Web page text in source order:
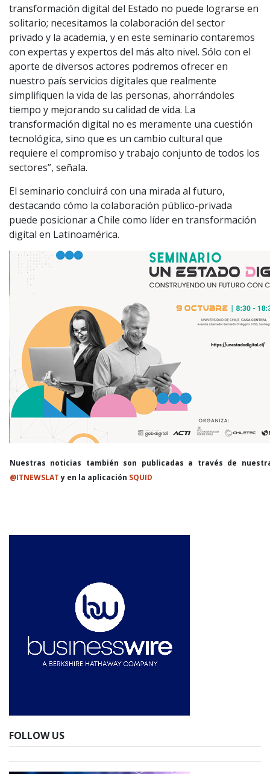
transformación digital del Estado no puede lograrse en
solitario; necesitamos la colaboración del sector
privado y la academia, y en este seminario contaremos
con expertas y expertos del más alto nivel. Sólo con el
aporte de diversos actores podremos ofrecer en
nuestro país servicios digitales que realmente
simplifiquen la vida de las personas, ahorrándoles
tiempo y mejorando su calidad de vida. La
transformación digital no es meramente una cuestión
tecnológica, sino que es un cambio cultural que
requiere el compromiso y trabajo conjunto de todos los
sectores”, señala.
El seminario concluirá con una mirada al futuro,
destacando cómo la colaboración público-privada
puede posicionar a Chile como líder en transformación
digital en Latinoamérica.
Nuestras noticias también son publicadas a través de
@ITNEWSLATy en la aplicación SQUID
FOLLOW US